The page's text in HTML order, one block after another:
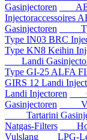
Gasinjectoren
AEB
Injectoraccessoires
Gasinjectoren
Type IN03 BRC
Type KN8 Keihin
Landi
Type GI-25 ALFA
GIRS 12 Landi
Landi Injectoren
Gasinjectoren
Tartarini
Natgas-Filters
Vulslang
LPG-